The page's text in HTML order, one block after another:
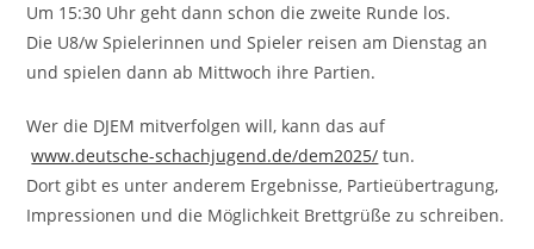
Um 15:30 Uhr geht dann schon die zweite Runde los.
Die U8/w Spielerinnen und Spieler reisen am Dienstag an
und spielen dann ab Mittwoch ihre Partien.
Wer die DJEM mitverfolgen will, kann das auf
www.deutsche-schachjugend.de/dem2025/ tun.
Dort gibt es unter anderem Ergebnisse, Partieübertragung,
Impressionen und die Möglichkeit Brettgrüße zu schreiben.